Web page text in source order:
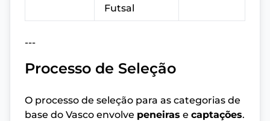
Futsal
---
Processo de Seleção
O processo de seleção para as categorias de
base do Vasco envolve peneiras e captações.